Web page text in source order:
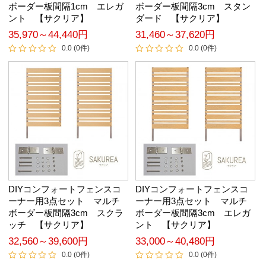
ボーダー板間隔1cm エレガ
ント 【サクリア】
35,970～44,440円
0.0 (0件)
ボーダー板間隔3cm スタン
ダード 【サクリア】
31,460～37,620円
0.0 (0件)
DIYコンフォートフェンスコ
ーナー用3点セット マルチ
ボーダー板間隔3cm スクラ
ッチ 【サクリア】
32,560～39,600円
0.0 (0件)
DIYコンフォートフェンスコ
ーナー用3点セット マルチ
ボーダー板間隔3cm エレガ
ント 【サクリア】
33,000～40,480円
0.0 (0件)